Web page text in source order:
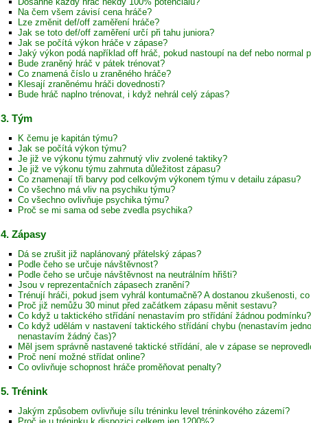
Na čem všem závisí cena hráče?
Lze změnit def/off zaměření hráče?
Jak se toto def/off zaměření určí při tahu juniora?
Jak se počítá výkon hráče v zápase?
Jaký výkon podá například off hráč, pokud nastoupí na def nebo normal
Bude zraněný hráč v pátek trénovat?
Co znamená číslo u zraněného hráče?
Klesají zraněnému hráči dovednosti?
Bude hráč naplno trénovat, i když nehrál celý zápas?
3. Tým
K čemu je kapitán týmu?
Jak se počítá výkon týmu?
Je již ve výkonu týmu zahrnutý vliv zvolené taktiky?
Je již ve výkonu týmu zahrnuta důležitost zápasu?
Co znamenají tři barvy pod celkovým výkonem týmu v detailu zápasu?
Co všechno má vliv na psychiku týmu?
Co všechno ovlivňuje psychika týmu?
Proč se mi sama od sebe zvedla psychika?
4. Zápasy
Dá se zrušit již naplánovaný přátelský zápas?
Podle čeho se určuje návštěvnost?
Podle čeho se určuje návštěvnost na neutrálním hřišti?
Jsou v reprezentačních zápasech zranění?
Trénují hráči, pokud jsem vyhrál kontumačně? A dostanou zkušenosti,
Proč již nemůžu 30 minut před začátkem zápasu měnit sestavu?
Co když u taktického střídání nenastavím pro střídání žádnou podmínku?
Co když udělám v nastavení taktického střídání chybu (nenastavím
nenastavím žádný čas)?
Měl jsem správně nastavené taktické střídání, ale v zápase se
Proč není možné střídat online?
Co ovlivňuje schopnost hráče proměňovat penalty?
5. Trénink
Jakým způsobem ovlivňuje sílu tréninku level tréninkového zázemí?